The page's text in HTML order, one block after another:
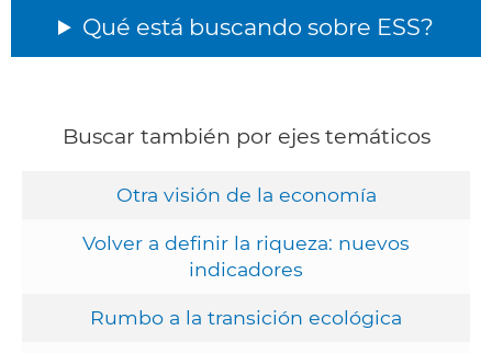
Qué está buscando sobre ESS?
Buscar también por ejes temáticos
Otra visión de la economía
Volver a definir la riqueza: nuevos
indicadores
Rumbo a la transición ecológica